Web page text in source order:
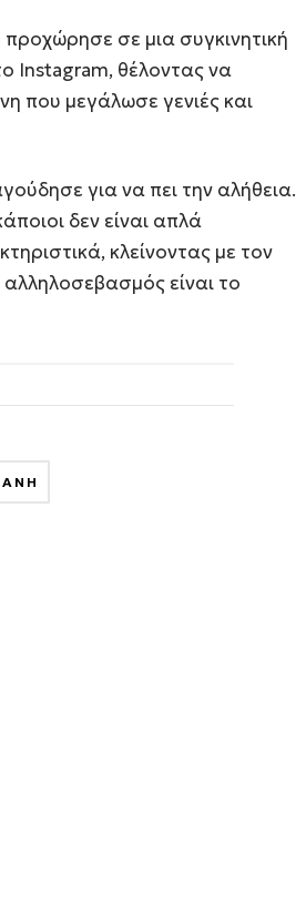
σε μια συγκινητική
Instagram, θέλοντας να
που μεγάλωσε γενιές και
για να πει την αλήθεια.
δεν είναι απλά
κλείνοντας με τον
είναι το